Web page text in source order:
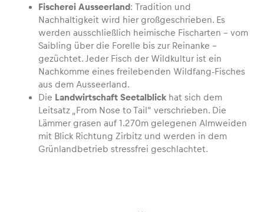
Business
Alle anzeigen
Fischerei Ausseerland: Tradition und
Nachhaltigkeit wird hier großgeschrieben. Es
werden ausschließlich heimische Fischarten – vom
Saibling über die Forelle bis zur Reinanke –
gezüchtet. Jeder Fisch der Wildkultur ist ein
Nachkomme eines freilebenden Wildfang-Fisches
aus dem Ausseerland.
Die Landwirtschaft Seetalblick hat sich dem
Leitsatz „From Nose to Tail“ verschrieben. Die
Lämmer grasen auf 1.270m gelegenen Almweiden
mit Blick Richtung Zirbitz und werden in dem
Grünlandbetrieb stressfrei geschlachtet.